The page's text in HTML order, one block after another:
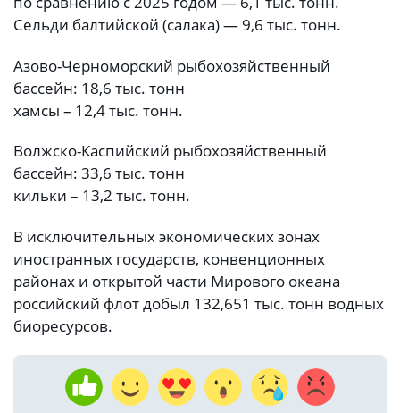
Сельди балтийской (салака) — 9,6 тыс. тонн.
Азово-Черноморский рыбохозяйственный
бассейн: 18,6 тыс. тонн
хамсы – 12,4 тыс. тонн.
Волжско-Каспийский рыбохозяйственный
бассейн: 33,6 тыс. тонн
кильки – 13,2 тыс. тонн.
В исключительных экономических зонах
иностранных государств, конвенционных
районах и открытой части Мирового океана
российский флот добыл 132,651 тыс. тонн водных
биоресурсов.